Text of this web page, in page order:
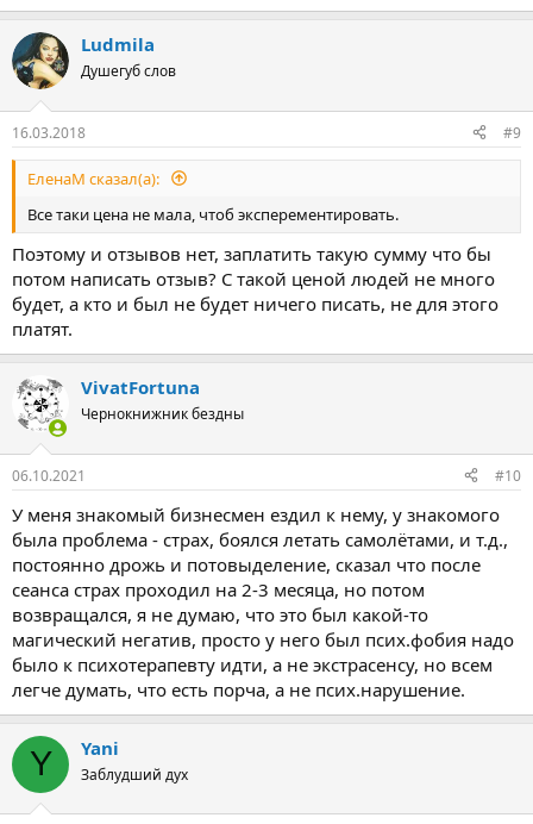
Ludmila
Душегуб слов
16.03.2018 #9
ЕленаМ сказал(а):
Все таки цена не мала, чтоб эксперементировать.
Поэтому и отзывов нет, заплатить такую сумму что бы
потом написать отзыв? С такой ценой людей не много
будет, а кто и был не будет ничего писать, не для этого
платят.
VivatFortuna
Чернокнижник бездны
06.10.2021 #10
У меня знакомый бизнесмен ездил к нему, у знакомого
была проблема - страх, боялся летать самолётами, и т.д.,
постоянно дрожь и потовыделение, сказал что после
сеанса страх проходил на 2-3 месяца, но потом
возвращался, я не думаю, что это был какой-то
магический негатив, просто у него был псих.фобия надо
было к психотерапевту идти, а не экстрасенсу, но всем
легче думать, что есть порча, а не псих.нарушение.
Y Yani
Заблудший дух